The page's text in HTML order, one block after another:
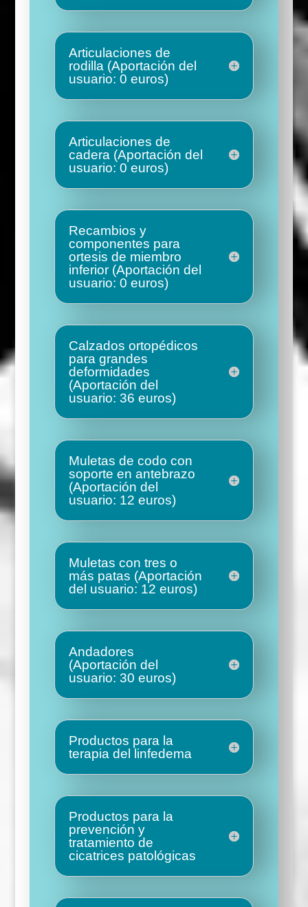
Articulaciones de
rodilla (Aportación del
usuario: 0 euros)
Articulaciones de
cadera (Aportación del
usuario: 0 euros)
Recambios y
componentes para
ortesis de miembro
inferior (Aportación del
usuario: 0 euros)
Calzados ortopédicos
para grandes
deformidades
(Aportación del
usuario: 36 euros)
Muletas de codo con
soporte en antebrazo
(Aportación del
usuario: 12 euros)
Muletas con tres o
más patas (Aportación
del usuario: 12 euros)
Andadores
(Aportación del
usuario: 30 euros)
Productos para la
terapia del linfedema
Productos para la
prevención y
tratamiento de
cicatrices patológicas